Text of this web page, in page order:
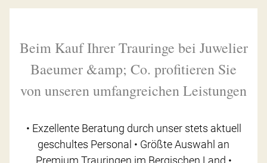
Beim Kauf Ihrer Trauringe bei Juwelier
Baeumer &amp; Co. profitieren Sie
von unseren umfangreichen Leistungen
• Exzellente Beratung durch unser stets aktuell
geschultes Personal • Größte Auswahl an
Premium Trauringen im Bergischen Land •